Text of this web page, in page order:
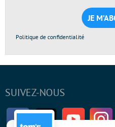
*
Politique de confidentialité
SUIVEZ-NOUS
FacebookTwitter Youtube